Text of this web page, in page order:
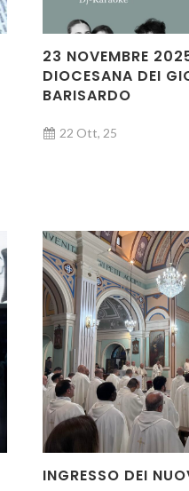
23 NOVEMBRE
DIOCESANA DEI
BARISARDO
22 Ott, 25
INGRESSO DEI